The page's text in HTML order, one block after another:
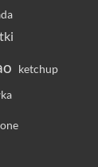
ketchup